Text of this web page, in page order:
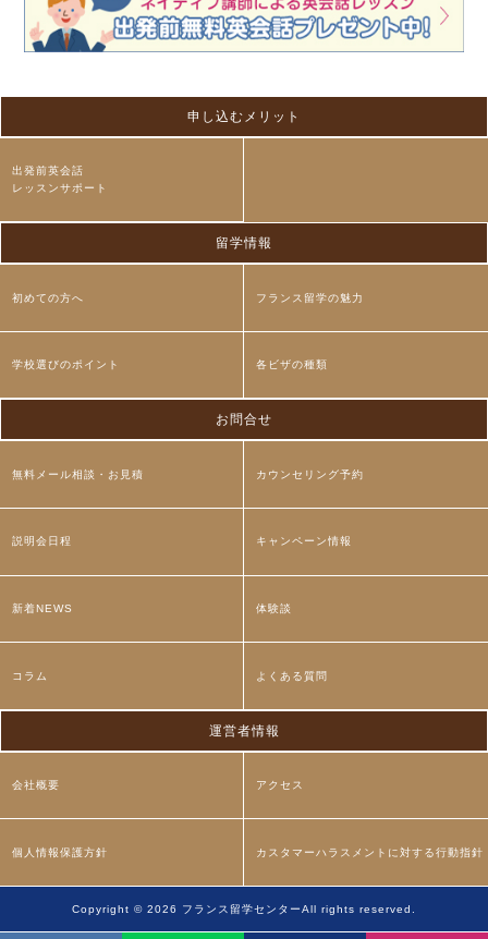
申し込むメリット
出発前英会話
レッスンサポート
留学情報
初めての方へ フランス留学の魅力
学校選びのポイント 各ビザの種類
お問合せ
無料メール相談・お見積 カウンセリング予約
説明会日程 キャンペーン情報
新着NEWS 体験談
コラム よくある質問
運営者情報
会社概要 アクセス
個人情報保護方針 カスタマーハラスメントに対する行動指針
Copyright © 2026 フランス留学センターAll rights reserved.